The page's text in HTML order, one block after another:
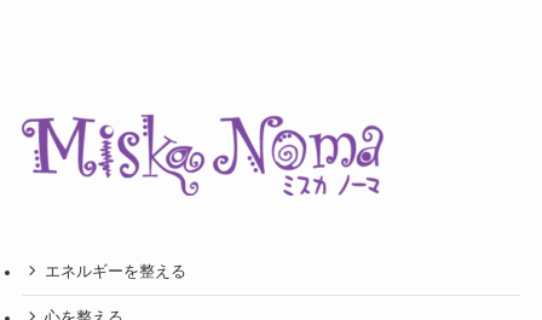
エネルギーを整える